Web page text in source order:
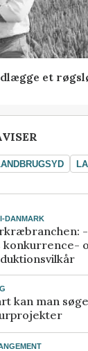
et
DANMARK
konkurrence-
kan man